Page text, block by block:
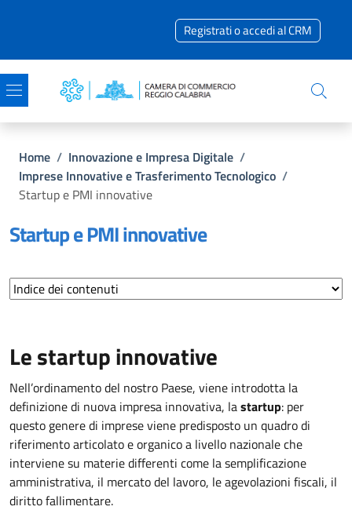
Registrati o accedi al CRM
Briciole di pane
Home / Innovazione e Impresa Digitale /
Imprese Innovative e Trasferimento Tecnologico /
Startup e PMI innovative
Startup e PMI innovative
Le startup innovative
Nell’ordinamento del nostro Paese, viene introdotta la
definizione di nuova impresa innovativa, lastartup: per
questo genere di imprese viene predisposto un quadro di
riferimento articolato e organico a livello nazionale che
interviene su materie differenti come la semplificazione
amministrativa, il mercato del lavoro, le agevolazioni fiscali, il
diritto fallimentare.